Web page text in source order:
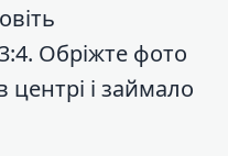
Обріжте фото
і займало